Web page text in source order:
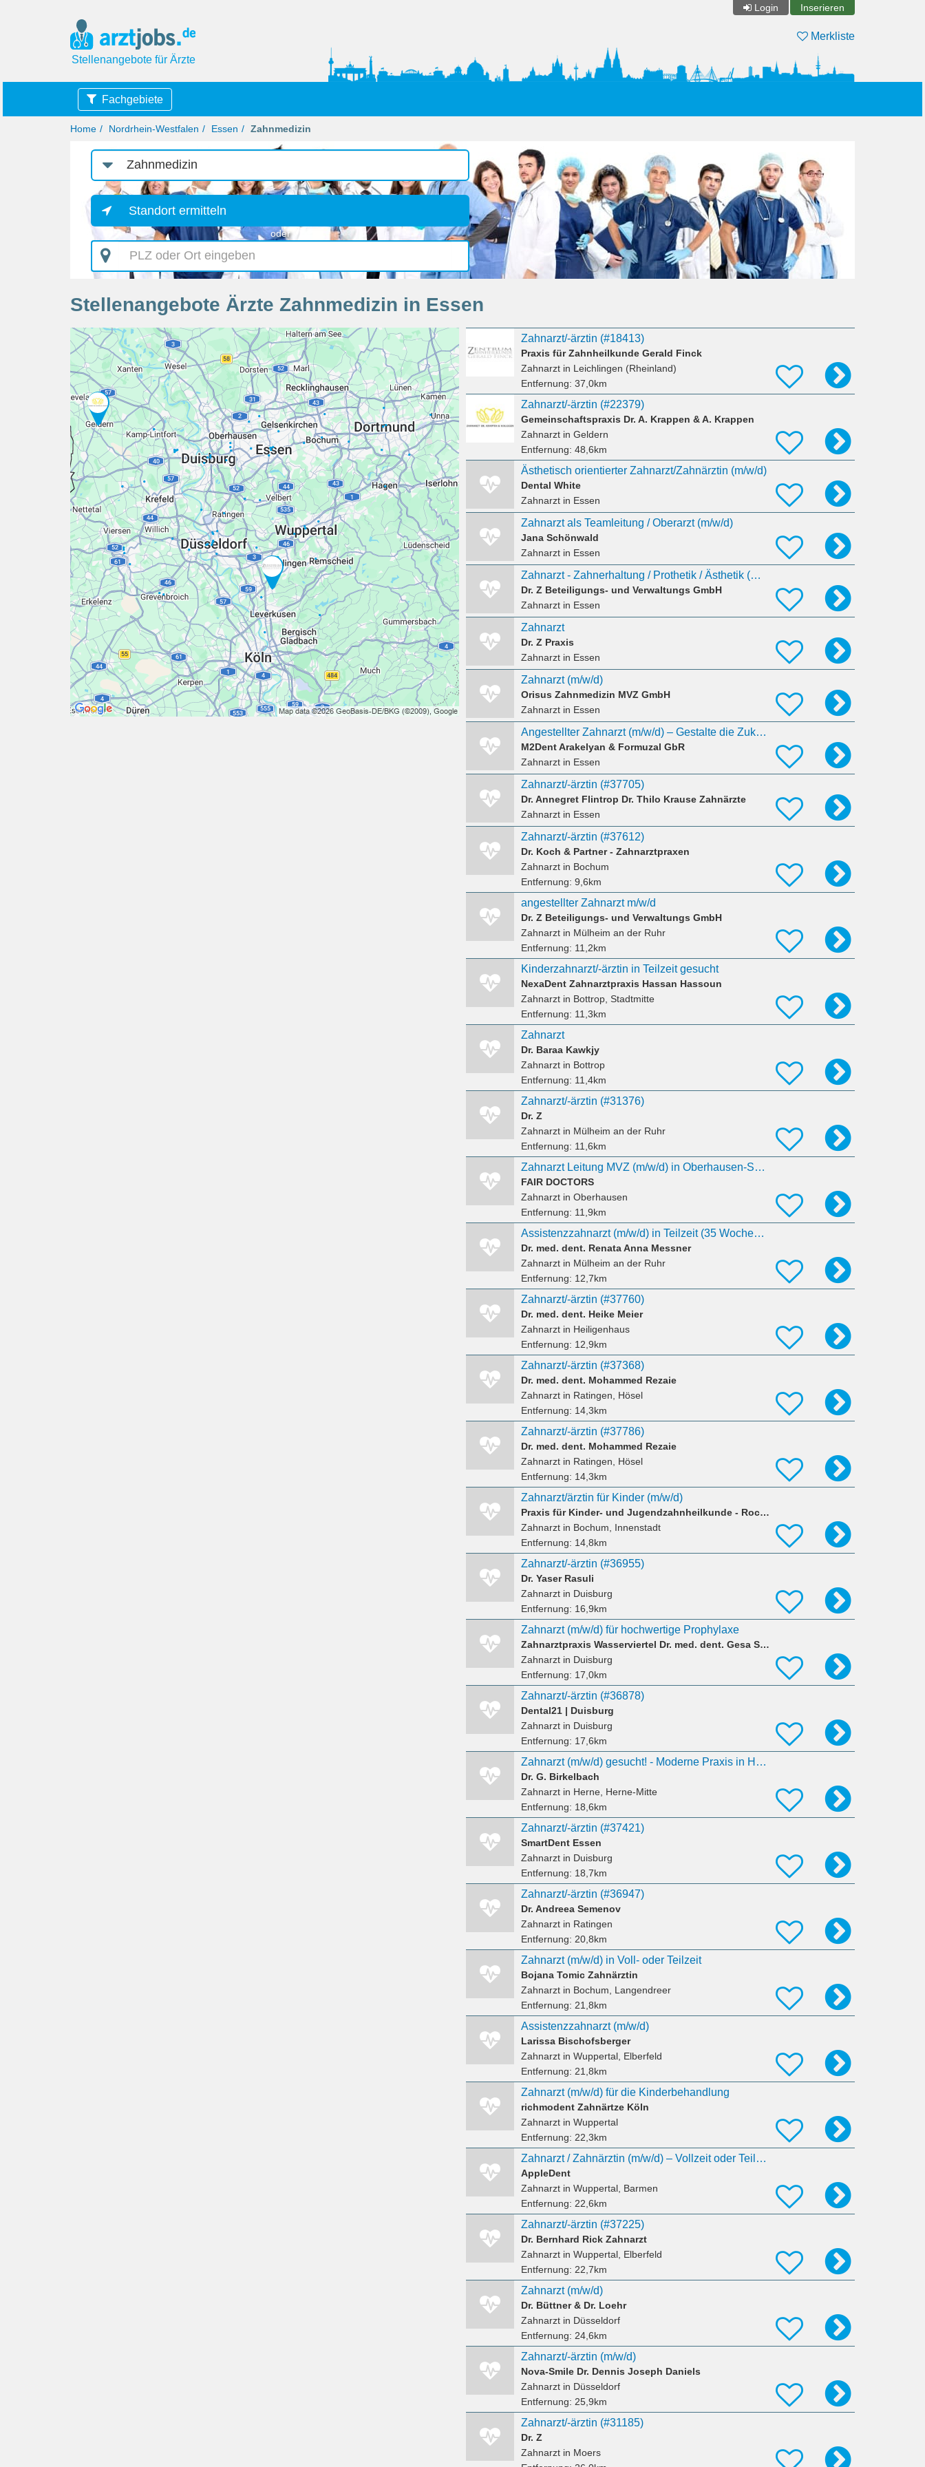
Login Inserieren
Stellenangebote für Ärzte
Merkliste
Fachgebiete
Home Nordrhein-Westfalen Essen Zahnmedizin
Job-
Kategorie
Standort ermitteln
oder
PLZ
oder
Ort
Stellenangebote Ärzte Zahnmedizin in Essen
Zahnarzt/-ärztin (#18413)
Praxis für Zahnheilkunde Gerald Finck
Zahnarztin Leichlingen (Rheinland)
Entfernung: 37,0km
Zahnarzt/-ärztin (#22379)
Gemeinschaftspraxis Dr. A. Krappen & A. Krappen
Zahnarztin Geldern
Entfernung: 48,6km
Ästhetisch orientierter Zahnarzt/Zahnärztin (m/w/d)
Dental White
Zahnarztin Essen
Zahnarzt als Teamleitung / Oberarzt (m/w/d)
Jana Schönwald
Zahnarztin Essen
Zahnarzt - Zahnerhaltung / Prothetik / Ästhetik (m/w/d)
Dr. Z Beteiligungs- und Verwaltungs GmbH
Zahnarztin Essen
Zahnarzt
Dr. Z Praxis
Zahnarztin Essen
Zahnarzt (m/w/d)
Orisus Zahnmedizin MVZ GmbH
Zahnarztin Essen
Angestellter Zahnarzt (m/w/d) – Gestalte die Zukunft unserer Praxis mit!
M2Dent Arakelyan & Formuzal GbR
Zahnarztin Essen
Zahnarzt/-ärztin (#37705)
Dr. Annegret Flintrop Dr. Thilo Krause Zahnärzte
Zahnarztin Essen
Zahnarzt/-ärztin (#37612)
Dr. Koch & Partner - Zahnarztpraxen
Zahnarztin Bochum
Entfernung: 9,6km
angestellter Zahnarzt m/w/d
Dr. Z Beteiligungs- und Verwaltungs GmbH
Zahnarztin Mülheim an der Ruhr
Entfernung: 11,2km
Kinderzahnarzt/-ärztin in Teilzeit gesucht
NexaDent Zahnarztpraxis Hassan Hassoun
Zahnarztin Bottrop, Stadtmitte
Entfernung: 11,3km
Zahnarzt
Dr. Baraa Kawkjy
Zahnarztin Bottrop
Entfernung: 11,4km
Zahnarzt/-ärztin (#31376)
Dr. Z
Zahnarztin Mülheim an der Ruhr
Entfernung: 11,6km
Zahnarzt Leitung MVZ (m/w/d) in Oberhausen-Schmachtendorf
FAIR DOCTORS
Zahnarztin Oberhausen
Entfernung: 11,9km
Assistenzzahnarzt (m/w/d) in Teilzeit (35 Wochenstunden) gesucht!
Dr. med. dent. Renata Anna Messner
Zahnarztin Mülheim an der Ruhr
Entfernung: 12,7km
Zahnarzt/-ärztin (#37760)
Dr. med. dent. Heike Meier
Zahnarztin Heiligenhaus
Entfernung: 12,9km
Zahnarzt/-ärztin (#37368)
Dr. med. dent. Mohammed Rezaie
Zahnarztin Ratingen, Hösel
Entfernung: 14,3km
Zahnarzt/-ärztin (#37786)
Dr. med. dent. Mohammed Rezaie
Zahnarztin Ratingen, Hösel
Entfernung: 14,3km
Zahnarzt/ärztin für Kinder (m/w/d)
Praxis für Kinder- und Jugendzahnheilkunde - Rocketkids
Zahnarztin Bochum, Innenstadt
Entfernung: 14,8km
Zahnarzt/-ärztin (#36955)
Dr. Yaser Rasuli
Zahnarztin Duisburg
Entfernung: 16,9km
Zahnarzt (m/w/d) für hochwertige Prophylaxe
Zahnarztpraxis Wasserviertel Dr. med. dent. Gesa Sitter
Zahnarztin Duisburg
Entfernung: 17,0km
Zahnarzt/-ärztin (#36878)
Dental21 | Duisburg
Zahnarztin Duisburg
Entfernung: 17,6km
Zahnarzt (m/w/d) gesucht! - Moderne Praxis in Herne
Dr. G. Birkelbach
Zahnarztin Herne, Herne-Mitte
Entfernung: 18,6km
Zahnarzt/-ärztin (#37421)
SmartDent Essen
Zahnarztin Duisburg
Entfernung: 18,7km
Zahnarzt/-ärztin (#36947)
Dr. Andreea Semenov
Zahnarztin Ratingen
Entfernung: 20,8km
Zahnarzt (m/w/d) in Voll- oder Teilzeit
Bojana Tomic Zahnärztin
Zahnarztin Bochum, Langendreer
Entfernung: 21,8km
Assistenzzahnarzt (m/w/d)
Larissa Bischofsberger
Zahnarztin Wuppertal, Elberfeld
Entfernung: 21,8km
Zahnarzt (m/w/d) für die Kinderbehandlung
richmodent Zahnärtze Köln
Zahnarztin Wuppertal
Entfernung: 22,3km
Zahnarzt / Zahnärztin (m/w/d) – Vollzeit oder Teilzeit - Wuppertal
AppleDent
Zahnarztin Wuppertal, Barmen
Entfernung: 22,6km
Zahnarzt/-ärztin (#37225)
Dr. Bernhard Rick Zahnarzt
Zahnarztin Wuppertal, Elberfeld
Entfernung: 22,7km
Zahnarzt (m/w/d)
Dr. Büttner & Dr. Loehr
Zahnarztin Düsseldorf
Entfernung: 24,6km
Zahnarzt/-ärztin (m/w/d)
Nova-Smile Dr. Dennis Joseph Daniels
Zahnarztin Düsseldorf
Entfernung: 25,9km
Zahnarzt/-ärztin (#31185)
Dr. Z
Zahnarztin Moers